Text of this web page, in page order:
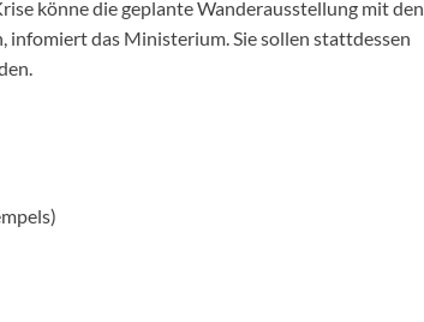
könne die geplante Wanderausstellung mit den
das Ministerium. Sie sollen stattdessen